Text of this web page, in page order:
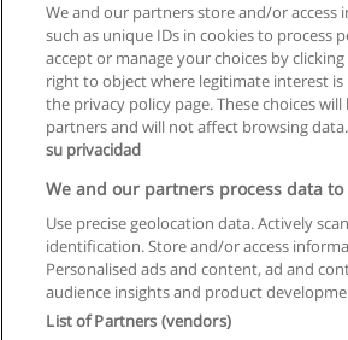
Solicite informação
Regras de uso
Privacidade de dados
Entrar em contato com
Copyright © Educaedu Business S.L. -
We and our partners store and/or access
such as unique IDs in cookies to process
accept or manage your choices by
right to object where legitimate interest is
the privacy policy page. These choices
partners and will not affect browsing data.
su privacidad
We and our partners process data
Use precise geolocation data. Actively
identification. Store and/or access
Personalised ads and content, ad and
audience insights and product
List of Partners (vendors)